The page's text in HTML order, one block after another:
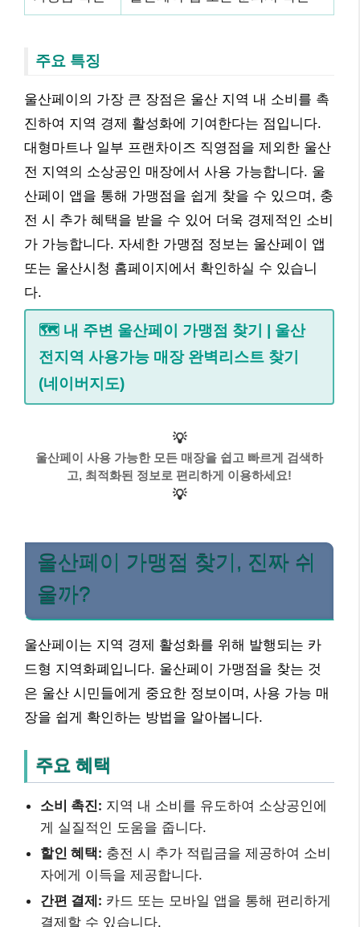
주요 특징
울산페이의 가장 큰 장점은 울산 지역 내 소비를 촉
진하여 지역 경제 활성화에 기여한다는 점입니다.
대형마트나 일부 프랜차이즈 직영점을 제외한 울산
전 지역의 소상공인 매장에서 사용 가능합니다. 울
산페이 앱을 통해 가맹점을 쉽게 찾을 수 있으며, 충
전 시 추가 혜택을 받을 수 있어 더욱 경제적인 소비
가 가능합니다. 자세한 가맹점 정보는 울산페이 앱
또는 울산시청 홈페이지에서 확인하실 수 있습니
다.
🗺️ 내 주변 울산페이 가맹점 찾기 | 울산
전지역 사용가능 매장 완벽리스트 찾기
(네이버지도)
💡
울산페이 사용 가능한 모든 매장을 쉽고 빠르게 검색하
고, 최적화된 정보로 편리하게 이용하세요!
💡
울산페이 가맹점 찾기, 진짜 쉬
울까?
울산페이는 지역 경제 활성화를 위해 발행되는 카
드형 지역화폐입니다. 울산페이 가맹점을 찾는 것
은 울산 시민들에게 중요한 정보이며, 사용 가능 매
장을 쉽게 확인하는 방법을 알아봅니다.
주요 혜택
소비 촉진: 지역 내 소비를 유도하여 소상공인에
게 실질적인 도움을 줍니다.
할인 혜택: 충전 시 추가 적립금을 제공하여 소비
자에게 이득을 제공합니다.
간편 결제: 카드 또는 모바일 앱을 통해 편리하게
결제할 수 있습니다.